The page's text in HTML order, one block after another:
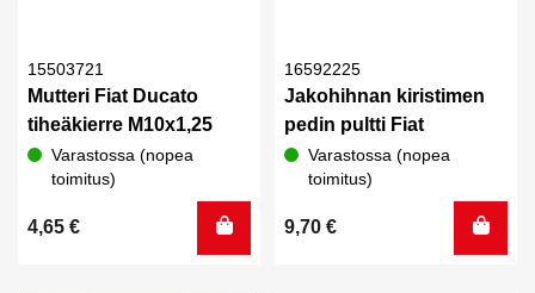
15503721
Mutteri Fiat Ducato
tiheäkierre M10x1,25
Varastossa (nopea
toimitus)
4,65 €
16592225
Jakohihnan kiristimen
pedin pultti Fiat
Varastossa (nopea
toimitus)
9,70 €